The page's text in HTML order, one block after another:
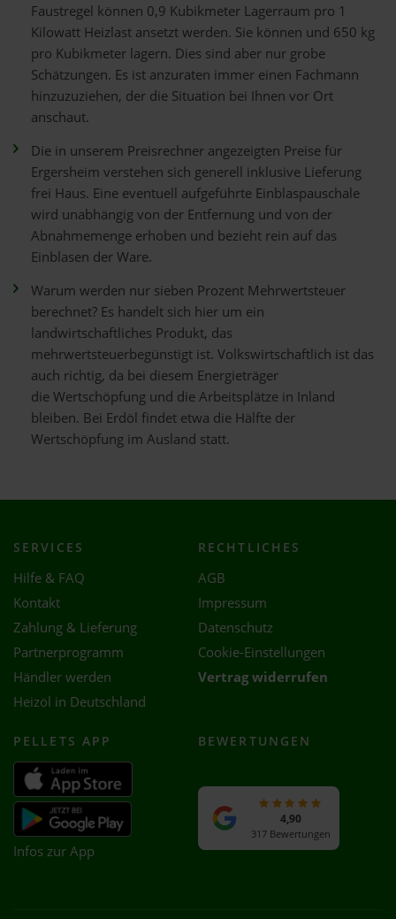
Faustregel können 0,9 Kubikmeter Lagerraum pro 1
Kilowatt Heizlast ansetzt werden. Sie können und 650 kg
pro Kubikmeter lagern. Dies sind aber nur grobe
Schätzungen. Es ist anzuraten immer einen Fachmann
hinzuzuziehen, der die Situation bei Ihnen vor Ort
anschaut.
Die in unserem Preisrechner angezeigten Preise für
Ergersheim verstehen sich generell inklusive Lieferung
frei Haus. Eine eventuell aufgeführte Einblaspauschale
wird unabhängig von der Entfernung und von der
Abnahmemenge erhoben und bezieht rein auf das
Einblasen der Ware.
Warum werden nur sieben Prozent Mehrwertsteuer
berechnet? Es handelt sich hier um ein
landwirtschaftliches Produkt, das
mehrwertsteuerbegünstigt ist. Volkswirtschaftlich ist das
auch richtig, da bei diesem Energieträger
die Wertschöpfung und die Arbeitsplätze in Inland
bleiben. Bei Erdöl findet etwa die Hälfte der
Wertschöpfung im Ausland statt.
SERVICES
Hilfe & FAQ
Kontakt
Zahlung & Lieferung
Partnerprogramm
Händler werden
Heizöl in Deutschland
RECHTLICHES
AGB
Impressum
Datenschutz
Cookie-Einstellungen
Vertrag widerrufen
PELLETS APP
Infos zur App
BEWERTUNGEN
4,90
317 Bewertungen